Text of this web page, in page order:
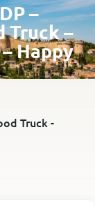
–
Truck –
Happy
Truck -